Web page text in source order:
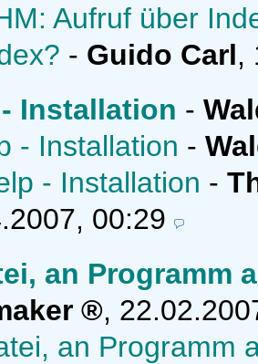
Aufruf über
- Guido Carl,
Installation -
- Installation -
- Installation -
00:29
an Programm
,
an Programm